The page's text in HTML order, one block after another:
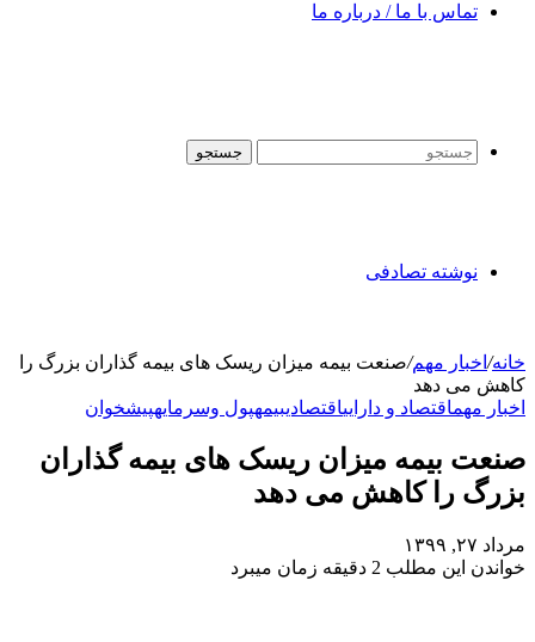
تماس با ما / درباره ما
جستجو
نوشته تصادفی
خانه/ اخبار مهم/صنعت بیمه میزان ریسک های بیمه گذاران بزرگ را
کاهش می دهد
اخبار مهماقتصاد و داراییاقتصادیبیمهپول وسرمایهپیشخوان
صنعت بیمه میزان ریسک های بیمه گذاران
بزرگ را کاهش می دهد
مرداد ۲۷, ۱۳۹۹
خواندن این مطلب 2 دقیقه زمان میبرد